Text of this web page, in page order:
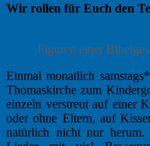
Wir rollen für Euch den
Figuren einer
Einmal monatlich
Thomaskirche zum
einzeln verstreut auf einer
oder ohne Eltern, auf
natürlich nicht nur